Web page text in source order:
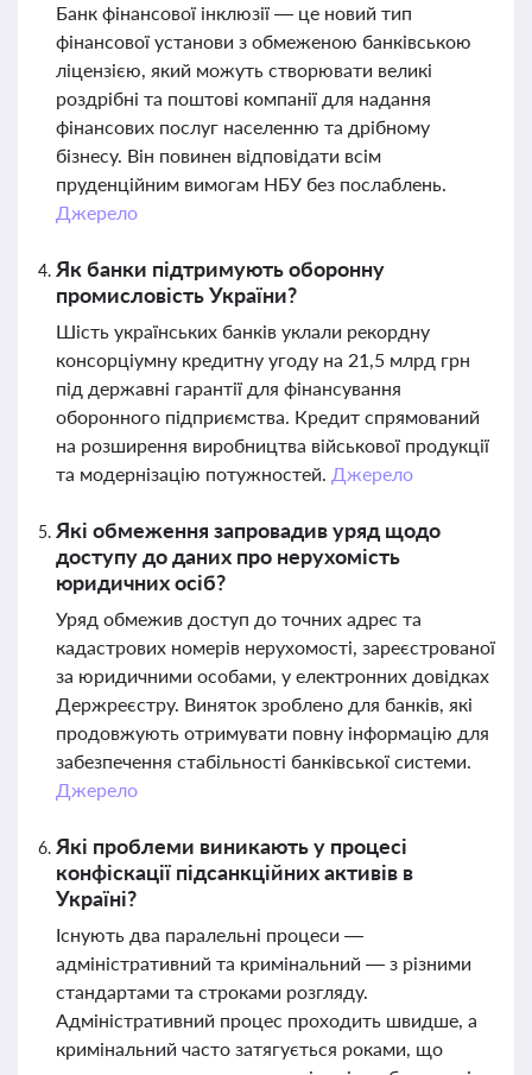
Банк фінансової інклюзії — це новий тип
фінансової установи з обмеженою банківською
ліцензією, який можуть створювати великі
роздрібні та поштові компанії для надання
фінансових послуг населенню та дрібному
бізнесу. Він повинен відповідати всім
пруденційним вимогам НБУ без послаблень.
Джерело
Як банки підтримують оборонну
промисловість України?
Шість українських банків уклали рекордну
консорціумну кредитну угоду на 21,5 млрд грн
під державні гарантії для фінансування
оборонного підприємства. Кредит спрямований
на розширення виробництва військової продукції
та модернізацію потужностей. Джерело
Які обмеження запровадив уряд щодо
доступу до даних про нерухомість
юридичних осіб?
Уряд обмежив доступ до точних адрес та
кадастрових номерів нерухомості, зареєстрованої
за юридичними особами, у електронних довідках
Держреєстру. Виняток зроблено для банків, які
продовжують отримувати повну інформацію для
забезпечення стабільності банківської системи.
Джерело
Які проблеми виникають у процесі
конфіскації підсанкційних активів в
Україні?
Існують два паралельні процеси —
адміністративний та кримінальний — з різними
стандартами та строками розгляду.
Адміністративний процес проходить швидше, а
кримінальний часто затягується роками, що